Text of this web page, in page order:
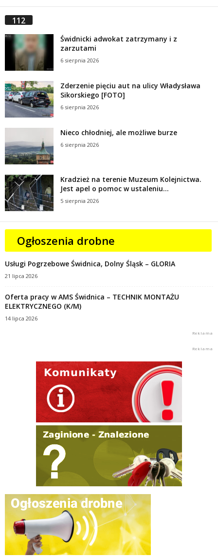
112
Świdnicki adwokat zatrzymany i z
zarzutami
6 sierpnia 2026
Zderzenie pięciu aut na ulicy Władysława
Sikorskiego [FOTO]
6 sierpnia 2026
Nieco chłodniej, ale możliwe burze
6 sierpnia 2026
Kradzież na terenie Muzeum Kolejnictwa.
Jest apel o pomoc w ustaleniu...
5 sierpnia 2026
Ogłoszenia drobne
Usługi Pogrzebowe Świdnica, Dolny Śląsk – GLORIA
21 lipca 2026
Oferta pracy w AMS Świdnica – TECHNIK MONTAŻU
ELEKTRYCZNEGO (K/M)
14 lipca 2026